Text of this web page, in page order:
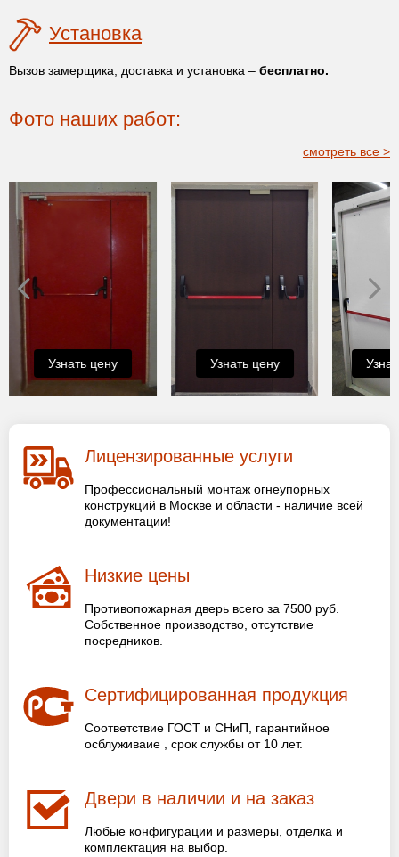
Установка
Вызов замерщика, доставка и установка – бесплатно.
Фото наших работ:
смотреть все >
Узнать цену Узнать цену
Лицензированные услуги
Профессиональный монтаж огнеупорных
конструкций в Москве и области - наличие всей
документации!
Низкие цены
Противопожарная дверь всего за 7500 руб.
Собственное производство, отсутствие
посредников.
Сертифицированная продукция
Соответствие ГОСТ и СНиП, гарантийное
осблуживаие , срок службы от 10 лет.
Двери в наличии и на заказ
Любые конфигурации и размеры, отделка и
комплектация на выбор.